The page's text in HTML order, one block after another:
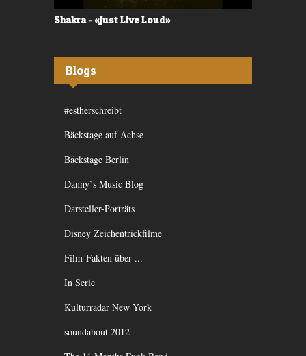
Shakra - «Just Live Loud»
Blogs
#estherschreibt
Bäckstage auf Achse
Bäckstage Berlin
Danny`s Music Blog
Darsteller-Porträts
Disney Zeichentrickfilme
Film-Fakten über ...
In Serie
Kulturradar New York
soundabout 2012